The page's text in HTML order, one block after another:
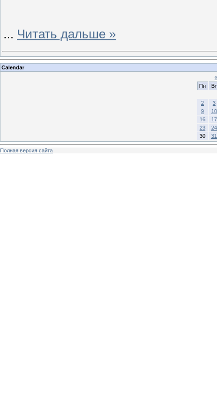
... Читать дальше »
Calendar
«
Пн
Вт
2
3
9
10
16
17
23
24
30
31
Полная версия сайта